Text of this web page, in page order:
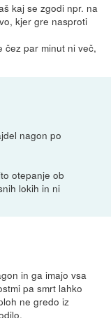
kaj se zgodi npr. na
kjer gre nasproti
čez par minut ni več,
nagon po
otepanje ob
lokih in ni
in ga imajo vsa
pa smrt lahko
ne gredo iz